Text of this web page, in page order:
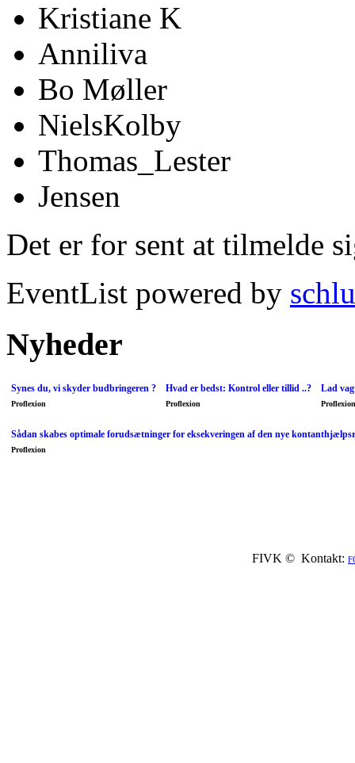
Kristiane K
Anniliva
Bo Møller
NielsKolby
Thomas_Lester
Jensen
Det er for sent at tilmelde
EventList powered by
Nyheder
Synes du, vi skyder budbringeren ?
Proflexion
Hvad er bedst: Kontrol eller tillid ..?
Proflexion
Lad
Proflexion
Sådan skabes optimale forudsætninger for eksekveringen af den nye
Proflexion
FIVK © Kontakt: